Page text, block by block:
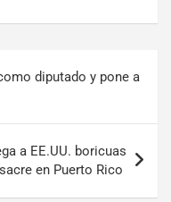
diputado y pone a
a EE.UU. boricuas
en Puerto Rico